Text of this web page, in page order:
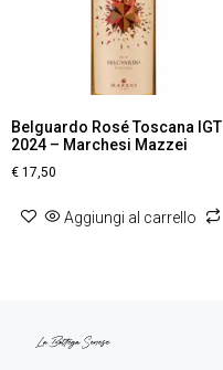
Belguardo Rosé Toscana IGT
2024 – Marchesi Mazzei
€ 17,50
Aggiungi al carrello